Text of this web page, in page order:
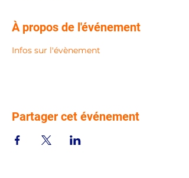
À propos de l'événement
Infos sur l'évènement
Partager cet événement